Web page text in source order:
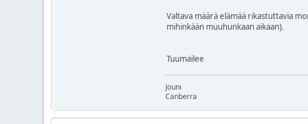
Valtava määrä elämää rikastuttavia
mihinkään muuhunkaan aikaan).
Tuumailee
Jouni
Canberra